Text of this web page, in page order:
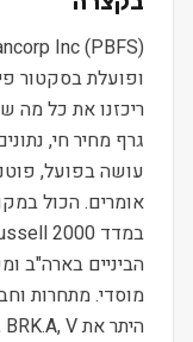
ריכזנו את כל מה
גרף מחיר חי,
עושה בפועל,
אומרים. הכול
הביניים בארה"ב
מוסדי. מתחרות